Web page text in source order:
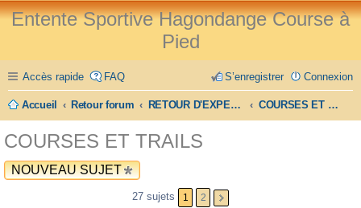
Entente Sportive Hagondange Course à
Pied
Accès rapide FAQ Connexion
S’enregistrer
Accueil Retour forum RETOUR D'EXPERIENCE COURSES ET TRAILS
COURSES ET TRAILS
NOUVEAU SUJET
27 sujets 1 2